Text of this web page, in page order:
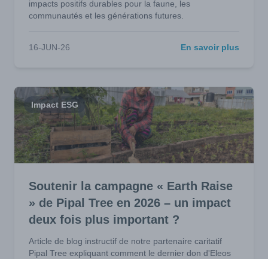
impacts positifs durables pour la faune, les
communautés et les générations futures.
16-JUN-26 En savoir plus
Impact ESG
Soutenir la campagne « Earth Raise
» de Pipal Tree en 2026 – un impact
deux fois plus important ?
Article de blog instructif de notre partenaire caritatif
Pipal Tree expliquant comment le dernier don d'Eleos